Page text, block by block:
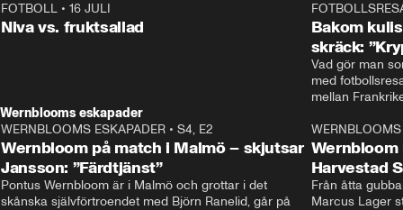
FOTBOLL • 16 JULI
Niva vs. fruktsallad
Bakom
skräck:
Vad gör man
med
Wernblooms eskapader
WERNBLOOMS ESKAPADER • S4, E2
Wernbloom på match i Malmö – skjutsar
Jansson: ”Färdtjänst”
Pontus Wernbloom är i Malmö och grottar i det
skånska självförtroendet med Björn Ranelid, går på
Harvestad
Från åtta
Marcus Lager